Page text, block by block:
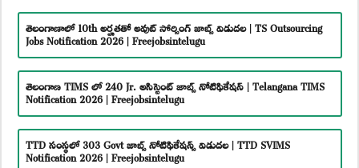
తెలంగాణాలో 10th అర్హతతో అవుట్ సోర్సింగ్ జాబ్స్ విడుదల | TS Outsourcing
Jobs Notification 2026 | Freejobsintelugu
తెలంగాణ TIMS లో 240 Jr. అసిస్టెంట్ జాబ్స్ నోటిఫికేషన్ | Telangana TIMS
Notification 2026 | Freejobsintelugu
TTD సంస్థలో 303 Govt జాబ్స్ నోటిఫికేషన్స్ విడుదల | TTD SVIMS
Notification 2026 | Freejobsintelugu